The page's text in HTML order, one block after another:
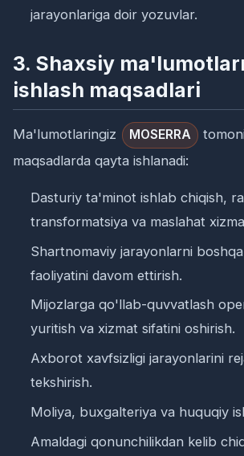
jarayonlariga doir yozuvlar.
3. Shaxsiy
ishlash maqsadlari
Ma'lumotlaringiz MOSERRA
maqsadlarda qayta ishlanadi:
Dasturiy ta'minot ishlab chiqish,
transformatsiya va maslahat
Shartnomaviy jarayonlarni
faoliyatini davom ettirish.
Mijozlarga qo'llab-quvvatlash
yuritish va xizmat sifatini oshirish.
Axborot xavfsizligi jarayonlarini
tekshirish.
Moliya, buxgalteriya va huquqiy
Amaldagi qonunchilikdan kelib